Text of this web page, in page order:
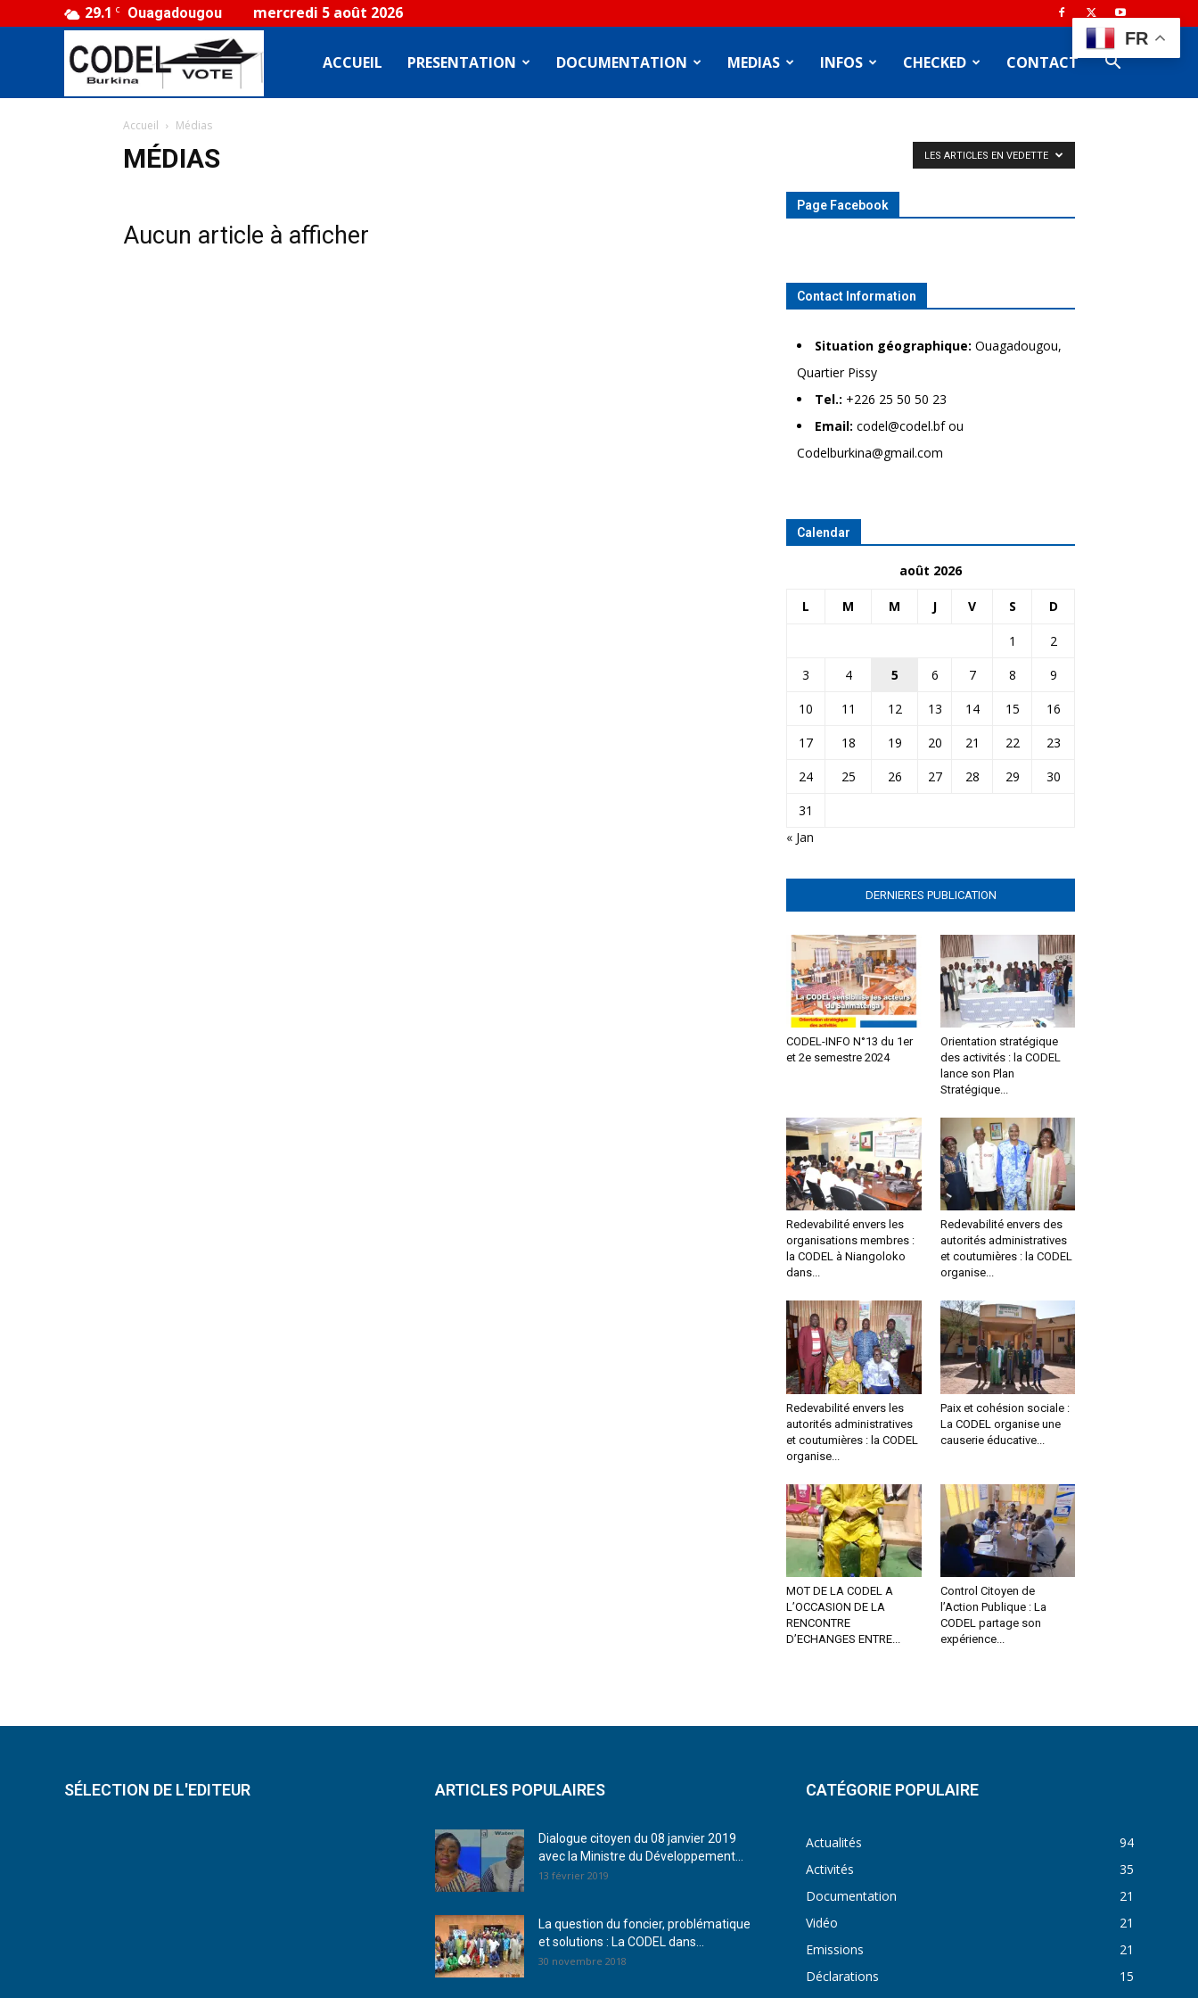
29.1 C Ouagadougou mercredi 5 août 2026
ACCUEIL PRESENTATION DOCUMENTATION MEDIAS INFOS CHECKED CONTACT
Accueil Médias
MÉDIAS LES ARTICLES EN VEDETTE
Aucun article à afficher
Page Facebook
Contact Information
Situation géographique: Ouagadougou,
Quartier Pissy
Tel.: +226 25 50 50 23
Email: codel@codel.bf ou
Codelburkina@gmail.com
Calendar
août 2026
L M M J V S D
1
2
3
4 5 6 7 8
9
10
11 12 13 14 15
16
17
18 19 20 21 22
23
24
25 26 27 28 29
30
31
« Jan
DERNIERES PUBLICATION
CODEL-INFO N°13 du 1er
et 2e semestre 2024
Orientation stratégique
des activités : la CODEL
lance son Plan
Stratégique...
Redevabilité envers les
organisations membres :
la CODEL à Niangoloko
dans...
Redevabilité envers des
autorités administratives
et coutumières : la CODEL
organise...
Redevabilité envers les
autorités administratives
et coutumières : la CODEL
organise...
Paix et cohésion sociale :
La CODEL organise une
causerie éducative...
MOT DE LA CODEL A
L’OCCASION DE LA
RENCONTRE
D’ECHANGES ENTRE...
Control Citoyen de
l’Action Publique : La
CODEL partage son
expérience...
SÉLECTION DE L'EDITEUR ARTICLES POPULAIRES
Dialogue citoyen du 08 janvier 2019
avec la Ministre du Développement...
13 février 2019
La question du foncier, problématique
et solutions : La CODEL dans...
30 novembre 2018
CATÉGORIE POPULAIRE
Actualités
94
Activités
35
Documentation
21
Vidéo
21
Emissions
21
Déclarations
15
FR